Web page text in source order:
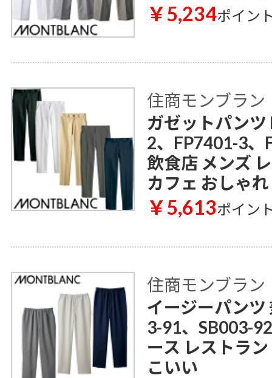
￥5,234ポイン
住商モンブラン
ガゼットパン
2、FP7401-3、
飲食店 メンズ
カフェ おしゃ
￥5,613ポイン
住商モンブラン
イージーパンツ
3-91、SB003-
ース レストラ
こいい